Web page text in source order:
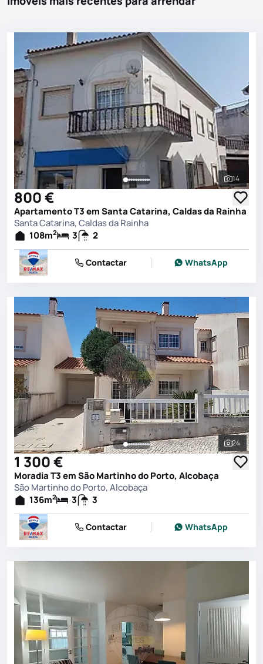
Ver
14
800 €
Apartamento T3 em Santa Catarina, Caldas da Rainha
Santa Catarina, Caldas da Rainha
108m2 3 2
Contactar WhatsApp
Ver
24
1 300 €
Moradia T3 em São Martinho do Porto, Alcobaça
São Martinho do Porto, Alcobaça
136m2 3 3
Contactar WhatsApp